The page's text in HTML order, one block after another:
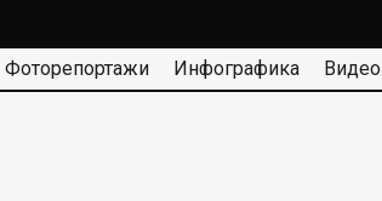
Фоторепортажи Инфографика Видео